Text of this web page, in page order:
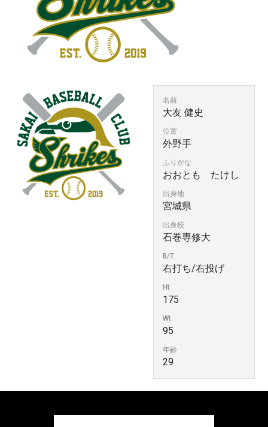
名前
大友 健史
位置
外野手
ふりがな
おおとも たけし
出身地
宮城県
出身校
石巻専修大
B/T
右打ち/右投げ
Ht
175
Wt
95
年齢
29